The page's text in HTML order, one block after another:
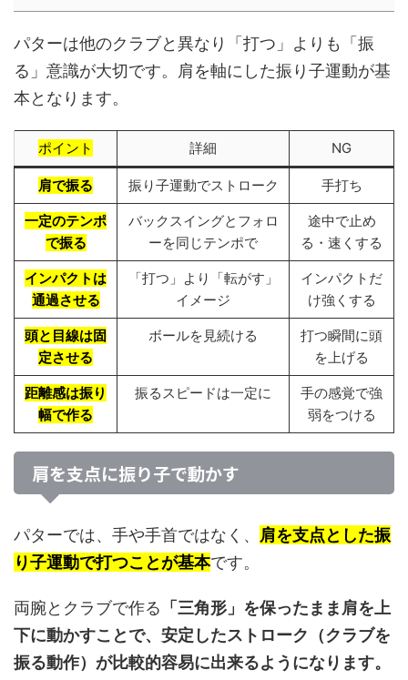
パターは他のクラブと異なり「打つ」よりも「振
る」意識が大切です。肩を軸にした振り子運動が基
本となります。
ポイント 詳細 NG
肩で振る 振り子運動でストローク 手打ち
一定のテンポ
で振る
バックスイングとフォロ
ーを同じテンポで
途中で止め
る・速くする
インパクトは
通過させる
「打つ」より「転がす」
イメージ
インパクトだ
け強くする
頭と目線は固
定させる
ボールを見続ける
打つ瞬間に頭
を上げる
距離感は振り
幅で作る
振るスピードは一定に
手の感覚で強
弱をつける
肩を支点に振り子で動かす
パターでは、手や手首ではなく、 肩を支点とした振
り子運動で打つことが基本です。
両腕とクラブで作る 「三角形」を保ったまま肩を上
下に動かすことで、安定したストローク（クラブを
振る動作）が比較的容易に出来るようになります。